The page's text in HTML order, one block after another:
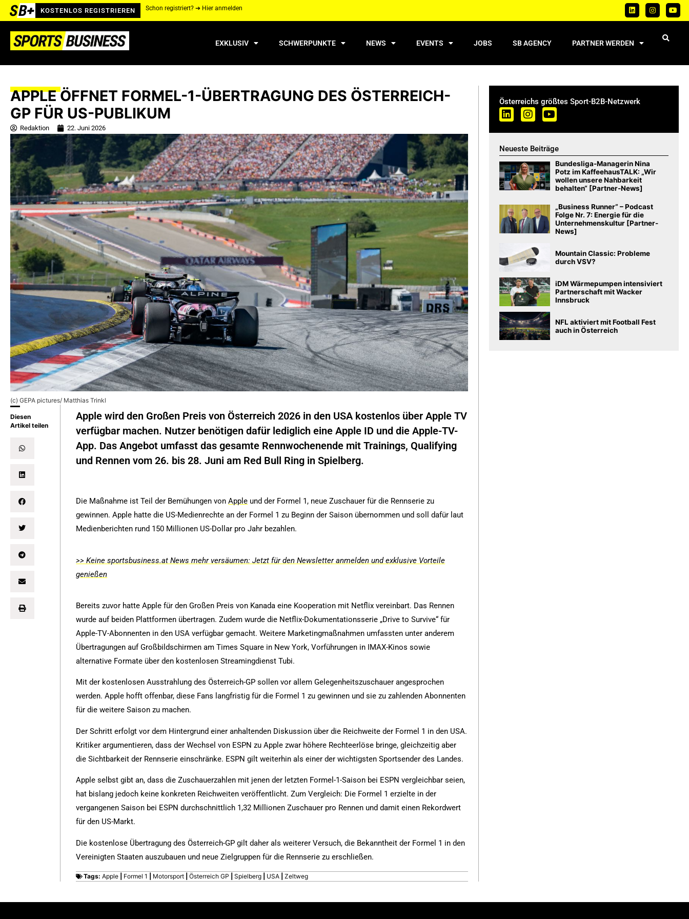
KOSTENLOS REGISTRIEREN Schon registriert? ➔ Hier anmelden
EXKLUSIV SCHWERPUNKTE NEWS EVENTS JOBS SB AGENCY PARTNER WERDEN
APPLE ÖFFNET FORMEL-1-ÜBERTRAGUNG DES ÖSTERREICH-
GP FÜR US-PUBLIKUM
Redaktion 22. Juni 2026
(c) GEPA pictures/ Matthias Trinkl
Diesen
Artikel teilen
Apple wird den Großen Preis von Österreich 2026 in den USA kostenlos über Apple TV
verfügbar machen. Nutzer benötigen dafür lediglich eine Apple ID und die Apple-TV-
App. Das Angebot umfasst das gesamte Rennwochenende mit Trainings, Qualifying
und Rennen vom 26. bis 28. Juni am Red Bull Ring in Spielberg.
Die Maßnahme ist Teil der Bemühungen vonApple und der Formel 1, neue Zuschauer für die Rennserie zu
gewinnen. Apple hatte die US-Medienrechte an der Formel 1 zu Beginn der Saison übernommen und soll dafür laut
Medienberichten rund 150 Millionen US-Dollar pro Jahr bezahlen.
>> Keine sportsbusiness.at News mehr versäumen: Jetzt für den Newsletter anmelden und exklusive Vorteile
genießen
Bereits zuvor hatte Apple für den Großen Preis von Kanada eine Kooperation mit Netflix vereinbart. Das Rennen
wurde auf beiden Plattformen übertragen. Zudem wurde die Netflix-Dokumentationsserie „Drive to Survive“ für
Apple-TV-Abonnenten in den USA verfügbar gemacht. Weitere Marketingmaßnahmen umfassten unter anderem
Übertragungen auf Großbildschirmen am Times Square in New York, Vorführungen in IMAX-Kinos sowie
alternative Formate über den kostenlosen Streamingdienst Tubi.
Mit der kostenlosen Ausstrahlung des Österreich-GP sollen vor allem Gelegenheitszuschauer angesprochen
werden. Apple hofft offenbar, diese Fans langfristig für die Formel 1 zu gewinnen und sie zu zahlenden Abonnenten
für die weitere Saison zu machen.
Der Schritt erfolgt vor dem Hintergrund einer anhaltenden Diskussion über die Reichweite der Formel 1 in den USA.
Kritiker argumentieren, dass der Wechsel von ESPN zu Apple zwar höhere Rechteerlöse bringe, gleichzeitig aber
die Sichtbarkeit der Rennserie einschränke. ESPN gilt weiterhin als einer der wichtigsten Sportsender des Landes.
Apple selbst gibt an, dass die Zuschauerzahlen mit jenen der letzten Formel-1-Saison bei ESPN vergleichbar seien,
hat bislang jedoch keine konkreten Reichweiten veröffentlicht. Zum Vergleich: Die Formel 1 erzielte in der
vergangenen Saison bei ESPN durchschnittlich 1,32 Millionen Zuschauer pro Rennen und damit einen Rekordwert
für den US-Markt.
Die kostenlose Übertragung des Österreich-GP gilt daher als weiterer Versuch, die Bekanntheit der Formel 1 in den
Vereinigten Staaten auszubauen und neue Zielgruppen für die Rennserie zu erschließen.
Tags:Apple Formel 1 Motorsport |Österreich GP |Spielberg USA |Zeltweg
Österreichs größtes Sport-B2B-Netzwerk
Neueste Beiträge
Bundesliga-Managerin Nina
Potz im KaffeehausTALK: „Wir
wollen unsere Nahbarkeit
behalten“ [Partner-News]
„Business Runner“ – Podcast
Folge Nr. 7: Energie für die
Unternehmenskultur [Partner-
News]
Mountain Classic: Probleme
durch VSV?
iDM Wärmepumpen intensiviert
Partnerschaft mit Wacker
Innsbruck
NFL aktiviert mit Football Fest
auch in Österreich